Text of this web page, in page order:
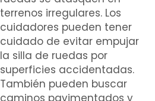
terrenos irregulares. Los
cuidadores pueden tener
cuidado de evitar empujar
la silla de ruedas por
superficies accidentadas.
También pueden buscar
caminos pavimentados y